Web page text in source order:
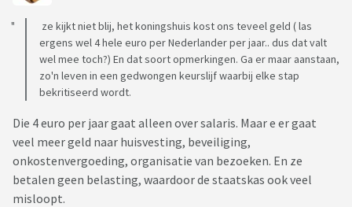
ze kijkt niet blij, het koningshuis kost ons teveel geld ( las
ergens wel 4 hele euro per Nederlander per jaar.. dus dat valt
wel mee toch?) En dat soort opmerkingen. Ga er maar aanstaan,
zo'n leven in een gedwongen keurslijf waarbij elke stap
bekritiseerd wordt.
Die 4 euro per jaar gaat alleen over salaris. Maar e er gaat
veel meer geld naar huisvesting, beveiliging,
onkostenvergoeding, organisatie van bezoeken. En ze
betalen geen belasting, waardoor de staatskas ook veel
misloopt.